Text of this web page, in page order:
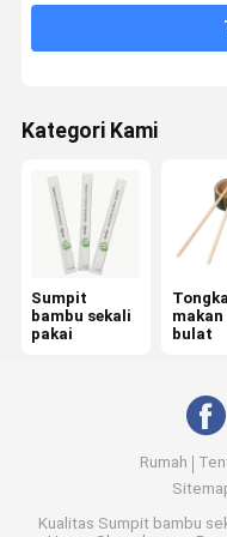
Tongkat makan
Bamboo Skewers
BBQ Bamboo Stick
Sendok Garpu Bambu
Kotak makan siang
Sikat Gigi Bambu
Sikat Gigi Bambu
Sisir Rambut Bambu
Kategori Kami
Sumpit
bambu sekali
pakai
makan
bulat
Rumah
Kualitas Sumpit bambu